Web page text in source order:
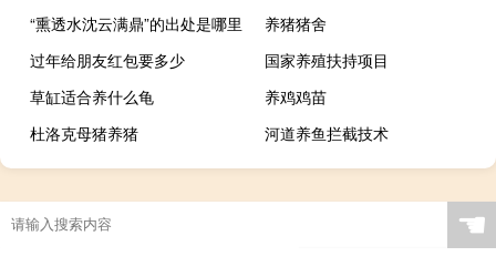
“熏透水沈云满鼎”的出处是哪里
养猪猪舍
过年给朋友红包要多少
国家养殖扶持项目
草缸适合养什么龟
养鸡鸡苗
杜洛克母猪养猪
河道养鱼拦截技术
☚